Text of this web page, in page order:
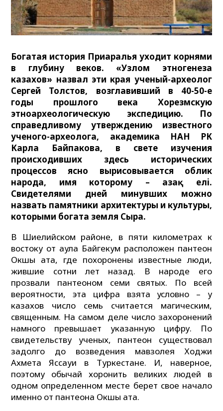
Богатая история Приаралья уходит корнями
в глубину веков. «Узлом этногенеза
казахов» назвал эти края ученый-археолог
Сергей Толстов, возглавивший в 40-50-е
годы прошлого века Хорезмскую
этноархеологическую экспедицию. По
справедливому утверждению известного
ученого-археолога, академика НАН РК
Карла Байпакова, в свете изучения
происходивших здесь исторических
процессов ясно вырисовывается облик
народа, имя которому – Қазақ елi.
Свидетелями дней минувших можно
назвать памятники архитектуры и культуры,
которыми богата земля Сыра.
В Шиелийском районе, в пяти километрах к
востоку от аула Байгекум расположен пантеон
Окшы ата, где похоронены известные люди,
жившие сотни лет назад. В народе его
прозвали пантеоном семи святых. По всей
вероятности, эта цифра взята условно – у
казахов число семь считается магическим,
священным. На самом деле число захоронений
намного превышает указанную цифру. По
свидетельству ученых, пантеон существовал
задолго до возведения мавзолея Ходжи
Ахмета Яссауи в Туркестане. И, наверное,
поэтому обычай хоронить великих людей в
одном определенном месте берет свое начало
именно от пантеона Окшы ата.